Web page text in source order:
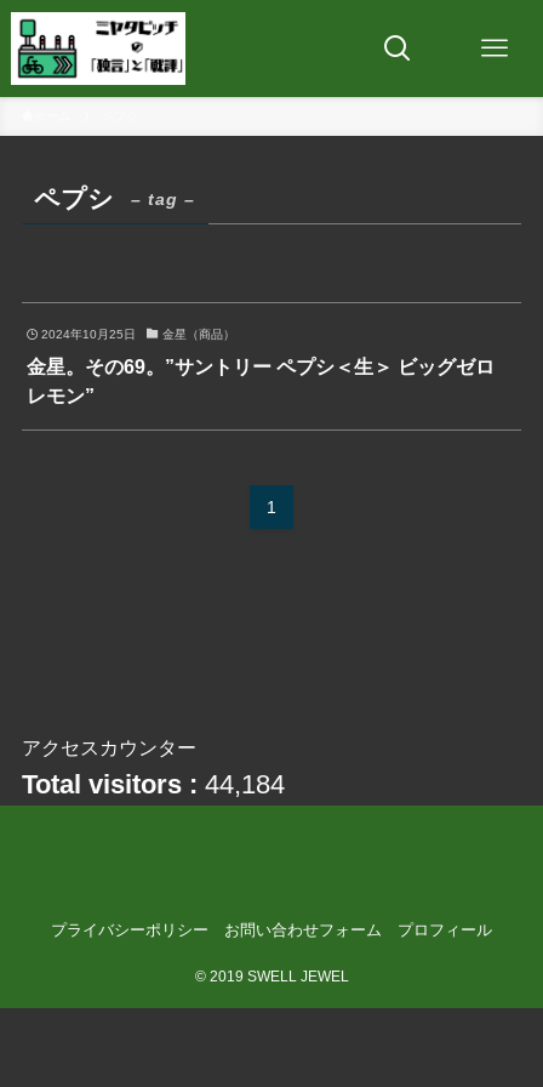
ペプシ – tag –
2024年10月25日 金星（商品）
金星。その69。”サントリー ペプシ＜生＞ ビッグゼロ
レモン”
1
アクセスカウンター
Total visitors : 44,184
プライバシーポリシー お問い合わせフォーム プロフィール
©2019 SWELL JEWEL